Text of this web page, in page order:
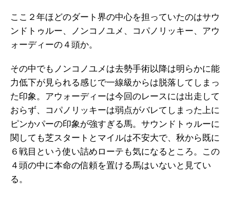
ここ２年ほどのダート界の中心を担っていたのはサウ
ンドトゥルー、ノンコノユメ、コパノリッキー、アウ
ォーディーの４頭か。
その中でもノンコノユメは去勢手術以降は明らかに能
力低下が見られる感じで一線級からは脱落してしまっ
た印象。アウォーディーは今回のレースには出走して
おらず、コパノリッキーは弱点がバレてしまった上に
ピンかパーの印象が強すぎる馬。サウンドトゥルーに
関しても芝スタートとマイルは不安大で、秋から既に
６戦目という使い詰めローテも気になるところ。この
４頭の中に本命の信頼を置ける馬はいないと見てい
る。